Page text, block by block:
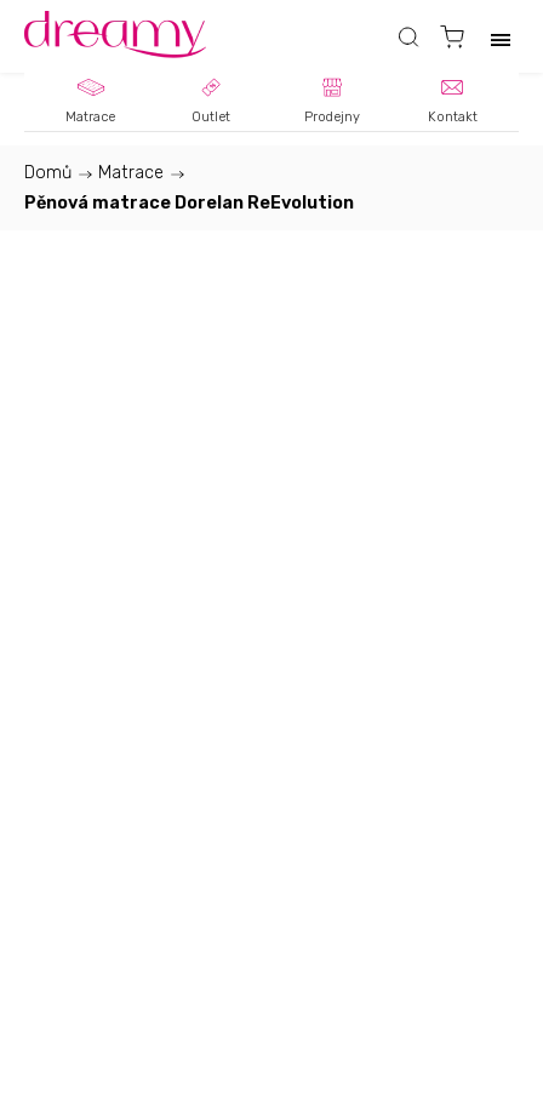
Matrace Outlet Prodejny Kontakt
Domů / Matrace /
Pěnová matrace Dorelan ReEvolution